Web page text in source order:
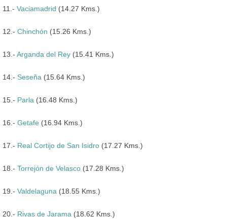
11.- Vaciamadrid (14.27 Kms.)
12.- Chinchón (15.26 Kms.)
13.- Arganda del Rey (15.41 Kms.)
14.- Seseña (15.64 Kms.)
15.- Parla (16.48 Kms.)
16.- Getafe (16.94 Kms.)
17.- Real Cortijo de San Isidro (17.27 Kms.)
18.- Torrejón de Velasco (17.28 Kms.)
19.- Valdelaguna (18.55 Kms.)
20.- Rivas de Jarama (18.62 Kms.)